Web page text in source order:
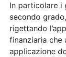
In particolare i
secondo
rigettando
finanziaria che
applicazione